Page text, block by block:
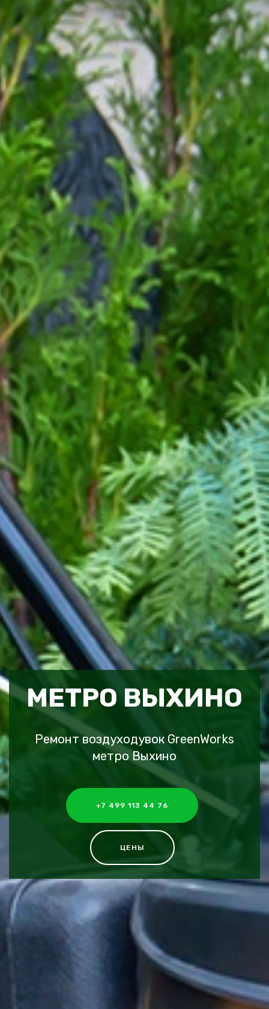
МЕТРО ВЫХИНО
Ремонт воздуходувок GreenWorks
метро Выхино
+7 499 113 44 76
ЦЕНЫ